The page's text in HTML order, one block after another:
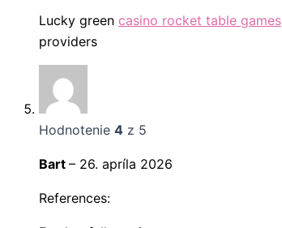
Lucky green casino rocket table games
providers
Hodnotenie 4 z 5
Bart – 26. apríla 2026
References: